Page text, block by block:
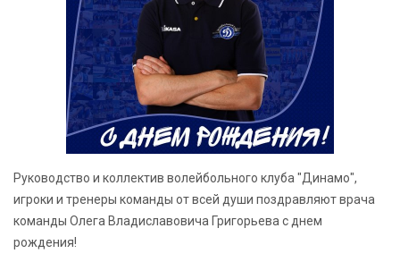
Руководство и коллектив волейбольного клуба "Динамо",
игроки и тренеры команды от всей души поздравляют врача
команды Олега Владиславовича Григорьева с днем
рождения!